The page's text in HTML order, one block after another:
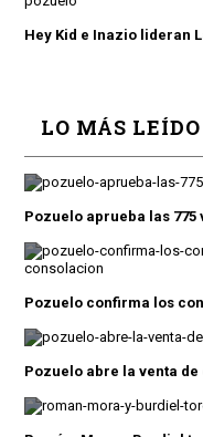
Hey Kid e Inazio lideran
LO MÁS
Pozuelo aprueba las
Pozuelo confirma los
Pozuelo abre la venta